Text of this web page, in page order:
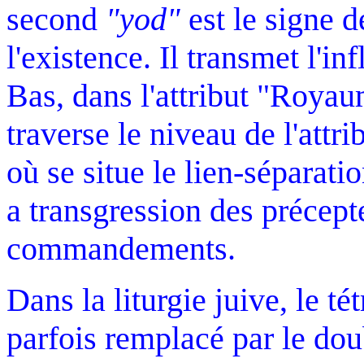
second "yod" est le signe
l'existence. Il transmet
Bas, dans l'attribut
traverse le niveau de
où se situe le lien-
a transgression des
commandements.
Dans la liturgie juive, le
parfois remplacé par le